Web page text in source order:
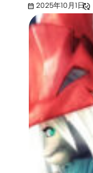
2025年10月1日